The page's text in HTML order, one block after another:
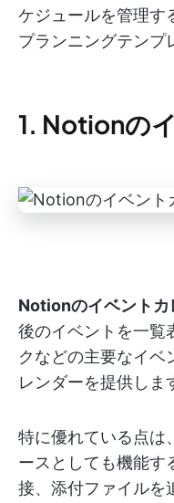
ケジュールを管理す
プランニングテンプ
1. Notionの
Notionのイベントカ
後のイベントを一覧
クなどの主要なイベ
レンダーを提供しま
特に優れている点は
ースとしても機能す
接、添付ファイルを